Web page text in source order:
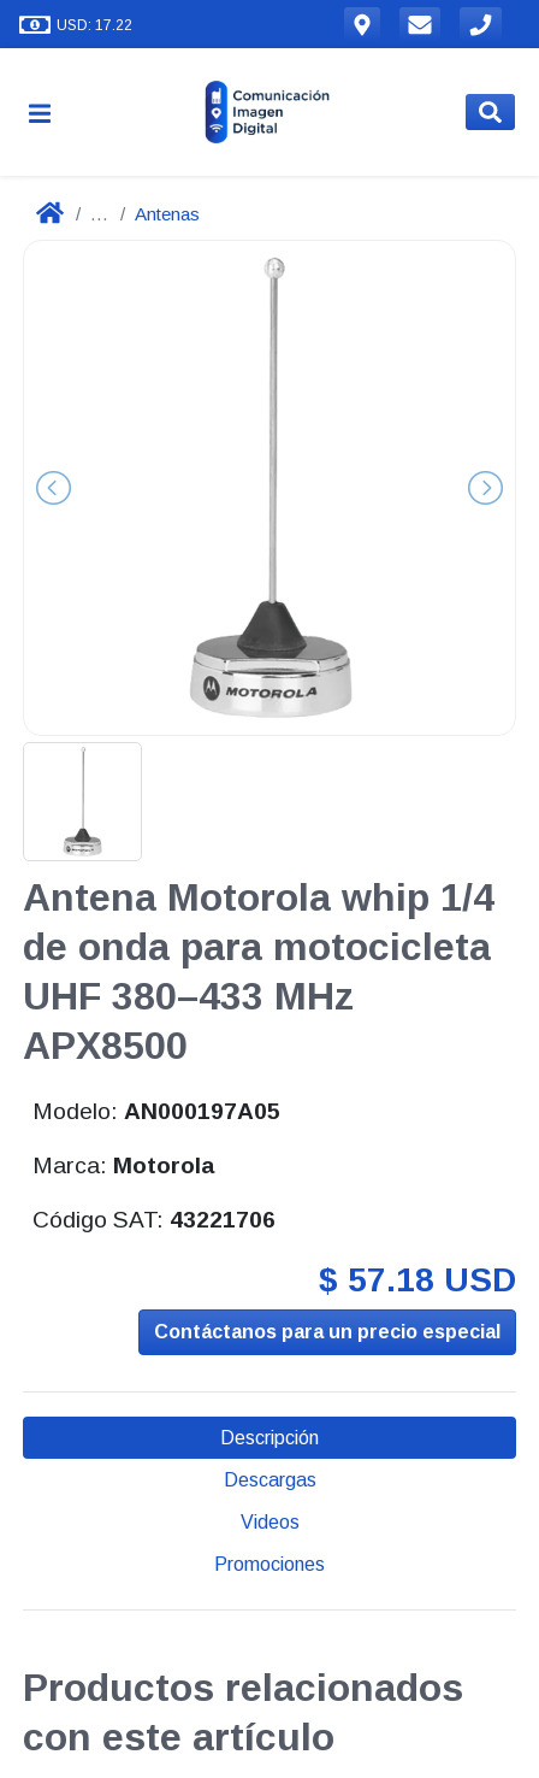
USD: 17.22
... Antenas
Antena Motorola whip 1/4
de onda para motocicleta
UHF 380–433 MHz
APX8500
Modelo:AN000197A05
Marca: Motorola
Código SAT: 43221706
$ 57.18 USD
Contáctanos para un precio especial
Descripción
Descargas
Videos
Promociones
Productos relacionados
con este artículo